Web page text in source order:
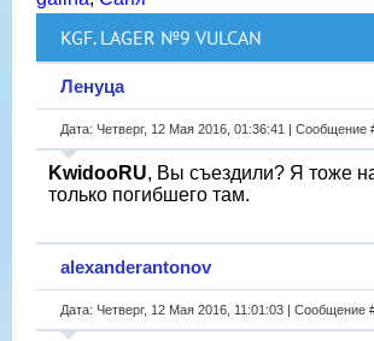
KGF. LAGER №9 VULCAN
Ленуца
Дата: Четверг, 12 Мая 2016, 01:36:41 | Сообщение
KwidooRU, Вы съездили? Я тоже
только погибшего там.
alexanderantonov
Дата: Четверг, 12 Мая 2016, 11:01:03 | Сообщение